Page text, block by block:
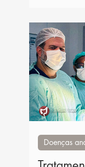
Doenças